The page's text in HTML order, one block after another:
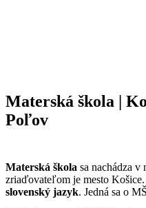
Materská škola |
Poľov
Materská škola sa nachádza
zriaďovateľom je mesto
slovenský jazyk. Jedná sa o